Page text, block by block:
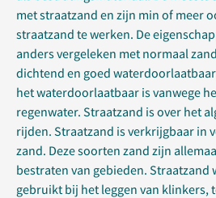
met straatzand en zijn min of meer
straatzand te werken. De
anders vergeleken met normaal
dichtend en goed
het waterdoorlaatbaar is vanwege
regenwater. Straatzand is over het
rijden. Straatzand is verkrijgbaar in
zand. Deze soorten zand zijn
bestraten van gebieden.
gebruikt bij het leggen van klinkers,